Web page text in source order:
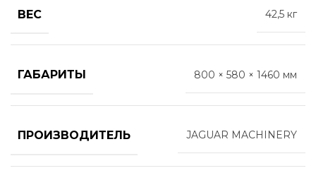
ВЕС 42,5 кг
ГАБАРИТЫ 800 × 580 × 1460 мм
ПРОИЗВОДИТЕЛЬ JAGUAR MACHINERY